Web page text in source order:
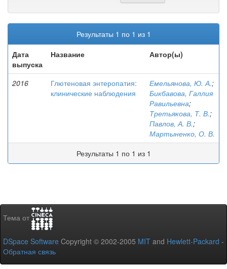
Результаты 1 по 1 из 1
Дата
выпуска
Название Автор(ы)
2016
Глютеновая энтеропатия:
клинические наблюдения
Емельянова, Ю. А.;
Бикбавова, Галлия
Равильевна;
Третьякова, Т. В.;
Павлов, А. В.;
Мартыненко, О. В.
Результаты 1 по 1 из 1
Тема от
DSpace Software Copyright © 2002-2005 MIT and Hewlett-Packard -
Обратная связь